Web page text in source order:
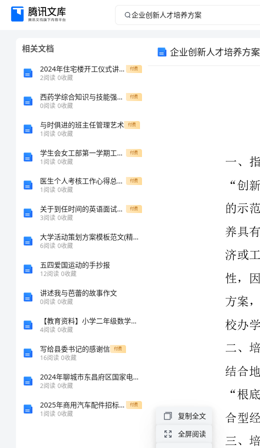
企
一、
相关文档
2024年住宅楼开工仪式讲话模板 付费
2阅读 0收藏
西药学综合知识与技能强化卷答案第47套 付费
0阅读 0收藏
与时俱进的班主任管理艺术 付费
1阅读 0收藏
学生会女工部第一学期工作计划范文 付费
1阅读 0收藏
医生个人考核工作心得总结优秀范文 付费
1阅读 0收藏
关于到任时间的英语面试句子 付费
3阅读 0收藏
大学活动策划方案模板范文(精品12篇)
6阅读 0收藏
五四爱国运动的手抄报
12阅读 0收藏
讲述我与芭蕾的故事作文
0阅读 0收藏
【教育资料】小学二年级数学教案：求减法算式中的未知数
4阅读 0收藏
写给县委书记的感谢信 付费
16阅读 0收藏
2024年聊城市东昌府区国家电网招聘之金融类考试题库及答案（名校卷）
2阅读 0收藏
2025年商用汽车配件招标采购合同 付费
1阅读 0收藏
企业创新人才培养方案
校办学水平。
二、培养目标
三、培养方案
复制全文
全屏阅读